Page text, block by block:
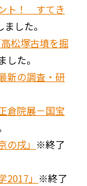
ト！ すてき
した。
松塚古墳を掘
た。
新の調査・研
倉院展－国宝
戌」 ※終了
」 ※終了